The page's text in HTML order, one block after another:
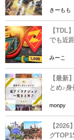
きーもも
【TDL
でも近
みーこ
【最新
とめ♪
monpy
【
グ